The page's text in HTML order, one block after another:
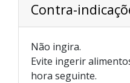
Contra-
Não ingira.
Evite ingerir
hora seguinte.